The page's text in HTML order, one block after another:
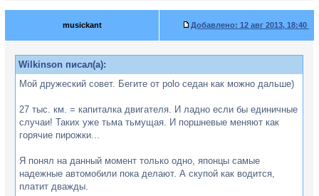
musickant Добавлено: 12 авг 2013, 18:40
Wilkinson писал(а):
Мой дружеский совет. Бегите от polo седан как можно дальше)
27 тыс. км. = капиталка двигателя. И ладно если бы единичные
случаи! Таких уже тьма тьмущая. И поршневые меняют как
горячие пирожки...
Я понял на данный момент только одно, японцы самые
надежные автомобили пока делают. А скупой как водится,
платит дважды.